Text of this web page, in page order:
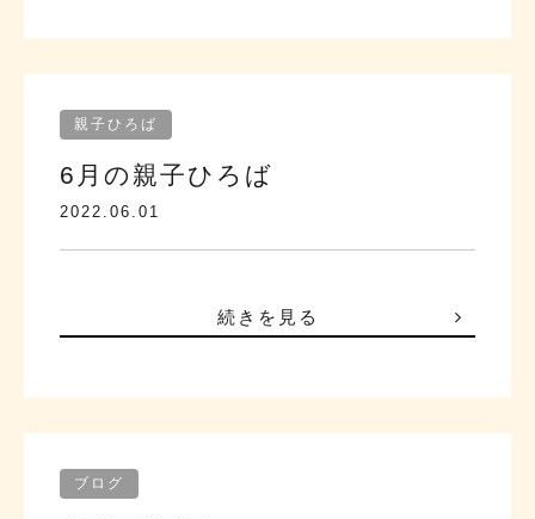
親子ひろば
6月の親子ひろば
2022.06.01
続きを見る
ブログ